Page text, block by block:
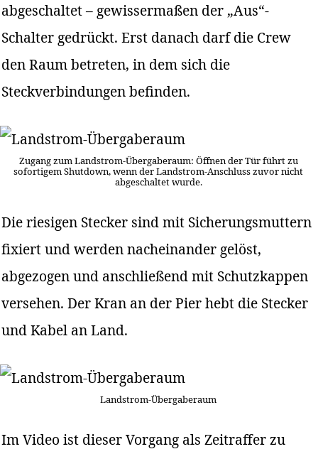
abgeschaltet – gewissermaßen der „Aus“-
Schalter gedrückt. Erst danach darf die Crew
den Raum betreten, in dem sich die
Steckverbindungen befinden.
Zugang zum Landstrom-Übergaberaum: Öffnen der Tür führt zu
sofortigem Shutdown, wenn der Landstrom-Anschluss zuvor nicht
abgeschaltet wurde.
Die riesigen Stecker sind mit Sicherungsmuttern
fixiert und werden nacheinander gelöst,
abgezogen und anschließend mit Schutzkappen
versehen. Der Kran an der Pier hebt die Stecker
und Kabel an Land.
Landstrom-Übergaberaum
Im Video ist dieser Vorgang als Zeitraffer zu